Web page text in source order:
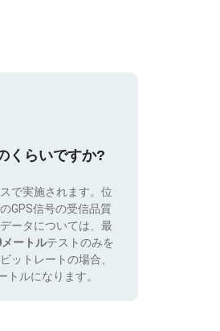
くらいですか?
で実施されます。位
GPS信号の受信品質
ータについては、最
ートルテストのみを
ットレートの場合、
トルになります。